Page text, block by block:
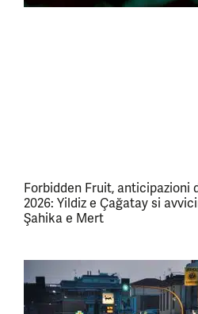
Forbidden Fruit, anticipazioni
2026: Yildiz e Çağatay si
Şahika e Mert